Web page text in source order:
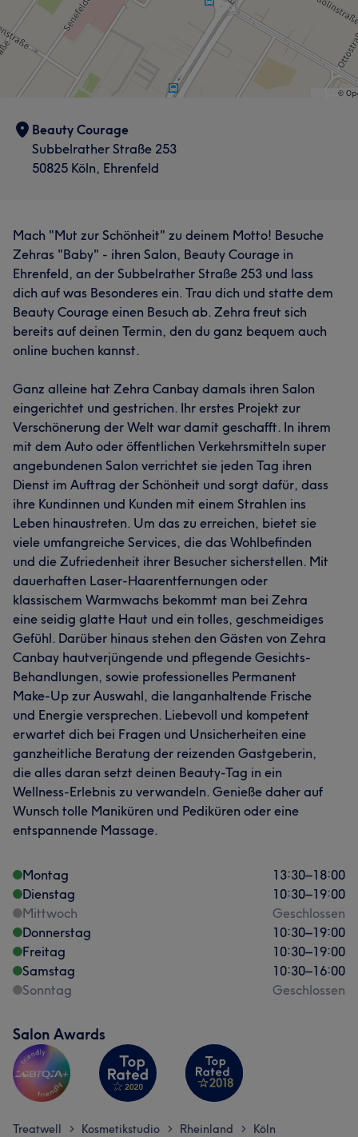
Beauty Courage
Subbelrather Straße 253
50825 Köln, Ehrenfeld
Mach "Mut zur Schönheit" zu deinem Motto! Besuche
Zehras "Baby" - ihren Salon, Beauty Courage in
Ehrenfeld, an der Subbelrather Straße 253 und lass
dich auf was Besonderes ein. Trau dich und statte dem
Beauty Courage einen Besuch ab. Zehra freut sich
bereits auf deinen Termin, den du ganz bequem auch
online buchen kannst.
Ganz alleine hat Zehra Canbay damals ihren Salon
eingerichtet und gestrichen. Ihr erstes Projekt zur
Verschönerung der Welt war damit geschafft. In ihrem
mit dem Auto oder öffentlichen Verkehrsmitteln super
angebundenen Salon verrichtet sie jeden Tag ihren
Dienst im Auftrag der Schönheit und sorgt dafür, dass
ihre Kundinnen und Kunden mit einem Strahlen ins
Leben hinaustreten. Um das zu erreichen, bietet sie
viele umfangreiche Services, die das Wohlbefinden
und die Zufriedenheit ihrer Besucher sicherstellen. Mit
dauerhaften Laser-Haarentfernungen oder
klassischem Warmwachs bekommt man bei Zehra
eine seidig glatte Haut und ein tolles, geschmeidiges
Gefühl. Darüber hinaus stehen den Gästen von Zehra
Canbay hautverjüngende und pflegende Gesichts-
Behandlungen, sowie professionelles Permanent
Make-Up zur Auswahl, die langanhaltende Frische
und Energie versprechen. Liebevoll und kompetent
erwartet dich bei Fragen und Unsicherheiten eine
ganzheitliche Beratung der reizenden Gastgeberin,
die alles daran setzt deinen Beauty-Tag in ein
Wellness-Erlebnis zu verwandeln. Genieße daher auf
Wunsch tolle Maniküren und Pediküren oder eine
entspannende Massage.
Montag 13:30–18:00
Dienstag
10:30–19:00
Mittwoch
Geschlossen
Donnerstag
10:30–19:00
Freitag
10:30–19:00
Samstag
10:30–16:00
Sonntag
Geschlossen
Salon Awards
Treatwell > Kosmetikstudio > Rheinland > Köln